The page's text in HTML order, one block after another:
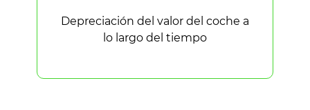
Depreciación del valor del coche a
lo largo del tiempo